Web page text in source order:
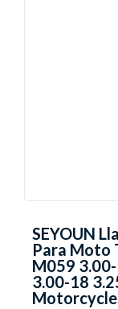
SEYOUN
Para Moto
M059
3.00-18